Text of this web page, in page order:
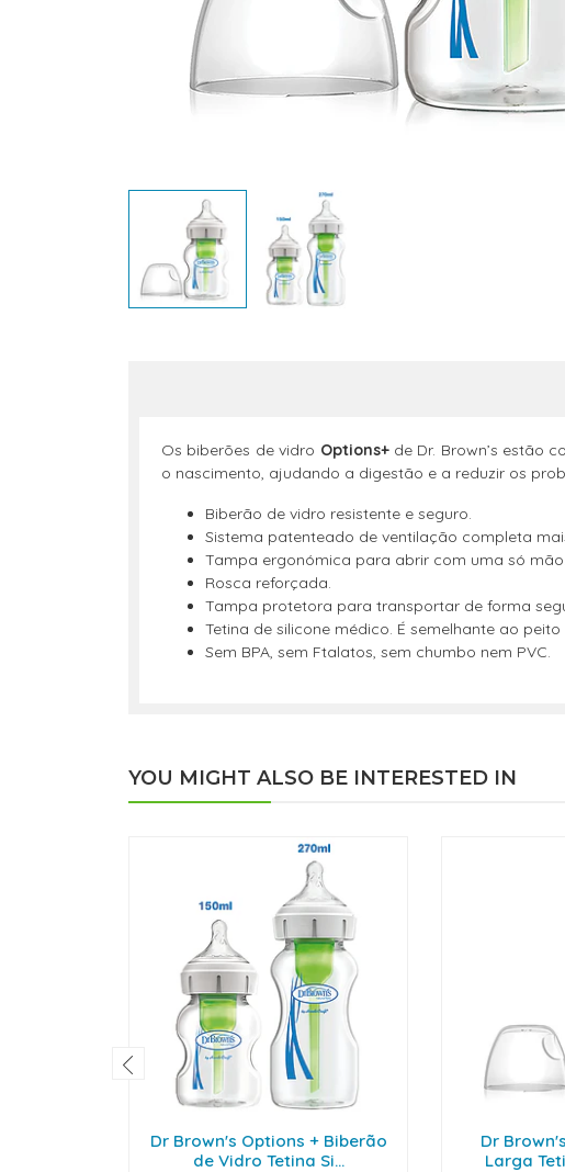
Os biberões de vidro Options+de Dr. Brown’s estão
o nascimento, ajudando a digestão e a reduzir os
Biberão de vidro resistente e seguro.
Sistema patenteado de ventilação completa
Tampa ergonómica para abrir com uma só mão.
Rosca reforçada.
Tampa protetora para transportar de forma
Tetina de silicone médico. É semelhante ao
Sem BPA, sem Ftalatos, sem chumbo nem PVC.
YOU MIGHT ALSO BE INTERESTED IN
Dr Brown's Options + Biberão
de Vidro Tetina Si...
Dr
Larga